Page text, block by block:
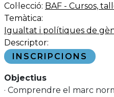
Col·lecció: BAF - Cursos,
Temàtica:
Igualtat i polítiques de
Descriptor:
INSCRIPCIONS
Objectius
· Comprendre el marc